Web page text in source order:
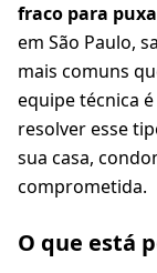
fraco para
em São Paulo,
mais comuns
equipe técnica
resolver esse
sua casa,
comprometida.
O que está